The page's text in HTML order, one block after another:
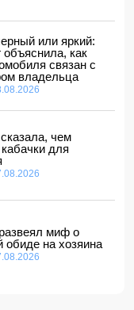
на фоне
Ивановку в
Алиеву
для
сценария"
или яркий:
объяснила, как
связан с
владельца
чем
для
миф о
обиде на хозяина